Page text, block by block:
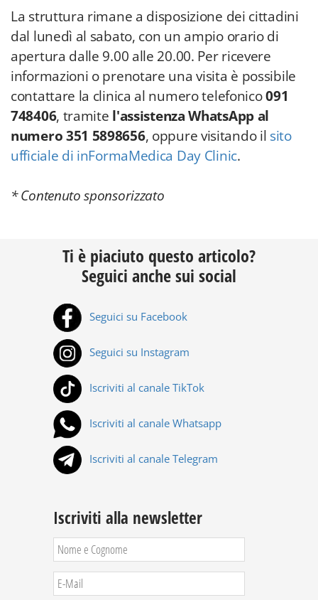
La struttura rimane a disposizione dei cittadini
dal lunedì al sabato, con un ampio orario di
apertura dalle 9.00 alle 20.00. Per ricevere
informazioni o prenotare una visita è possibile
contattare la clinica al numero telefonico091
748406, tramite l'assistenza WhatsApp al
numero 351 5898656, oppure visitando il sito
ufficiale di inFormaMedica Day Clinic.
* Contenuto sponsorizzato
Ti è piaciuto questo articolo?
Seguici anche sui social
Seguici su Facebook
Seguici su Instagram
Iscriviti al canale TikTok
Iscriviti al canale Whatsapp
Iscriviti al canale Telegram
Iscriviti alla newsletter